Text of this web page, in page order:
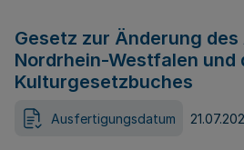
Gesetz zur Änderung
Nordrhein-Westfalen und
Kulturgesetzbuches
Ausfertigungsdatum